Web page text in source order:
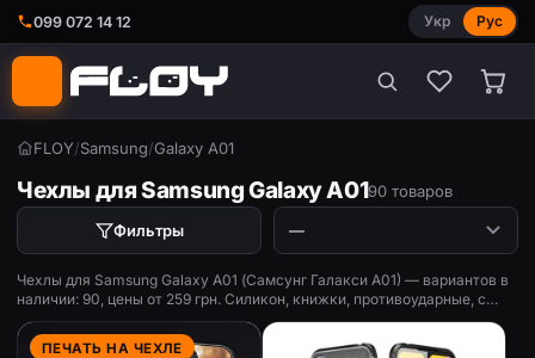
099 072 14 12 Укр Рус
FLOY/Samsung/Galaxy A01
Чехлы для Samsung Galaxy A0190 товаров
Фильтры
Чехлы для Samsung Galaxy A01 (Самсунг Галакси А01) — вариантов в
наличии: 90, цены от 259 грн. Силикон, книжки, противоударные, с
принтом.
ПЕЧАТЬ НА ЧЕХЛЕ